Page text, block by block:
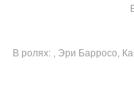
В ролях: , Эри Барросо,